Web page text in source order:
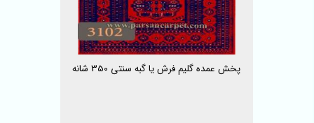
پخش عمده گلیم فرش یا گبه سنتی 350 شانه